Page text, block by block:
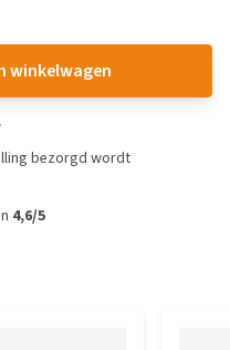
winkelwagen
bezorgd wordt
4,6/5